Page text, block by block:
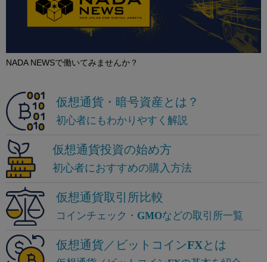
NADA NEWSで働いてみませんか？